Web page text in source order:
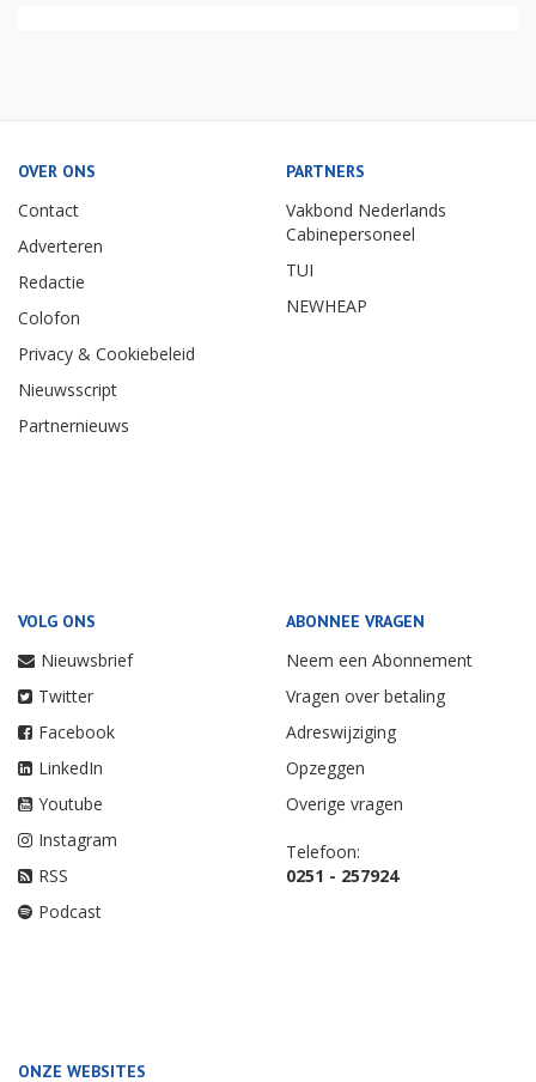
OVER ONS
Contact
Adverteren
Redactie
Colofon
Privacy & Cookiebeleid
Nieuwsscript
Partnernieuws
PARTNERS
Vakbond Nederlands
Cabinepersoneel
TUI
NEWHEAP
VOLG ONS
Nieuwsbrief
Twitter
Facebook
LinkedIn
Youtube
Instagram
RSS
Podcast
ABONNEE VRAGEN
Neem een Abonnement
Vragen over betaling
Adreswijziging
Opzeggen
Overige vragen
Telefoon:
0251 - 257924
ONZE WEBSITES